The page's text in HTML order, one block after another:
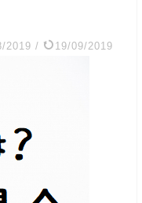
2019 / 19/09/2019